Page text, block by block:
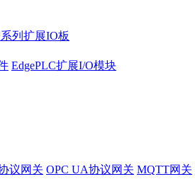
列扩展IO板
EdgePLC扩展I/O模块
议网关 OPC UA协议网关 MQTT网关